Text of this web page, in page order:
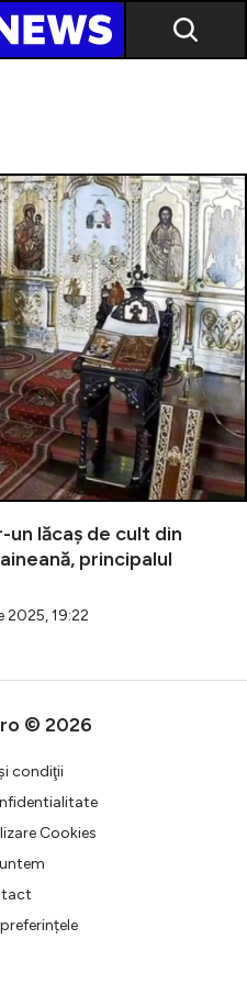
lăcaș de cult din
principalul
19:22
© 2026
condiţii
Cookies